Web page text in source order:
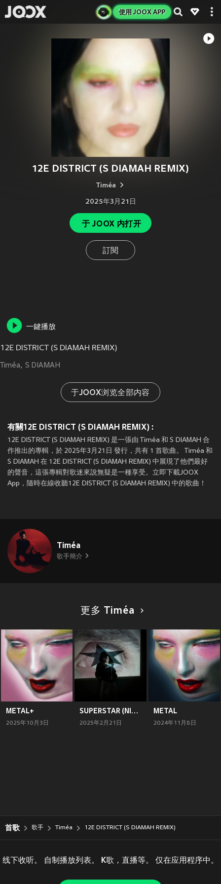
使用 JOOX APP
12E DISTRICT (S DIAMAH REMIX)
Timéa
2025年3月21日
于 JOOX 内打开
訂閱
一鍵播放
12E DISTRICT (S DIAMAH REMIX)
Timéa S DIAMAH
于JOOX浏览全部内容
有關12E DISTRICT (S DIAMAH REMIX) :
12E DISTRICT (S DIAMAH REMIX) 是一張由 Timéa 和 S DIAMAH 合
作推出的專輯，於 2025年3月21日 發行，共有 1 首歌曲。 Timéa 和
S DIAMAH 在 12E DISTRICT (S DIAMAH REMIX) 中展現了他們最好
的聲音，這張專輯對歌迷來說無疑是一種享受。立即下載JOOX
App，隨時在線收聽12E DISTRICT (S DIAMAH REMIX) 中的歌曲！
Timéa
歌手簡介
更多 Timéa
METAL+
2025年10月3日
SUPERSTAR (NICO B. REMIX)
2025年2月21日
METAL
2024年11月8日
首歌 歌手 Timéa 12E DISTRICT (S DIAMAH REMIX)
线下收听。 自制播放列表。 K歌，直播等。 仅在应用程序中。